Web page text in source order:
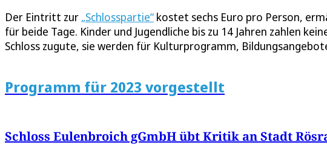
Der Eintritt zur „Schlosspartie“ kostet sechs Euro pro Person,
für beide Tage. Kinder und Jugendliche bis zu 14 Jahren zahlen
Schloss zugute, sie werden für Kulturprogramm,
Programm für 2023 vorgestellt
Schloss Eulenbroich gGmbH übt Kritik an Stadt